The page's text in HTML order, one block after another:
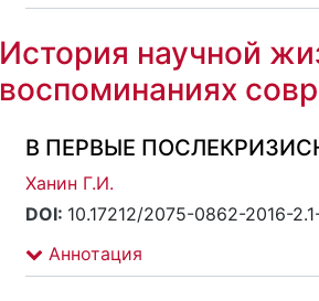
История научной
воспоминаниях
В ПЕРВЫЕ
Ханин Г.И.
DOI: 10.17212/2075-0862-2016-
Аннотация